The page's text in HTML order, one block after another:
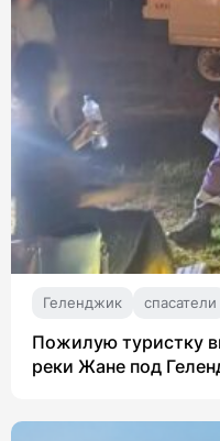
Геленджик спасатели
Пожилую туристку
реки Жане под